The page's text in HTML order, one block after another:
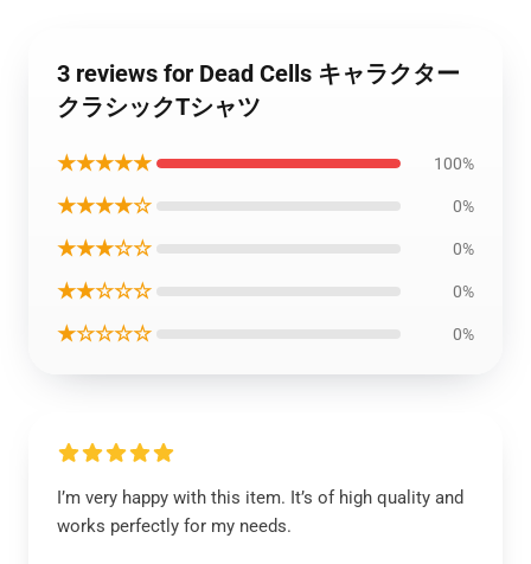
3 reviews for Dead Cells キャラクター
クラシックTシャツ
★★★★★ 100%
★★★★☆ 0%
★★★☆☆ 0%
★★☆☆☆ 0%
★☆☆☆☆ 0%
I’m very happy with this item. It’s of high quality and
works perfectly for my needs.